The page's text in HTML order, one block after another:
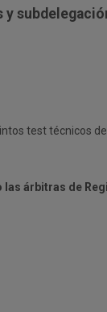
y
test técnicos
árbitras de